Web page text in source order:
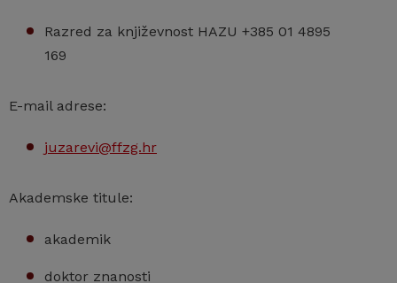
Razred za književnost HAZU +385 01 4895
169
E-mail adrese:
juzarevi@ffzg.hr
Akademske titule:
akademik
doktor znanosti